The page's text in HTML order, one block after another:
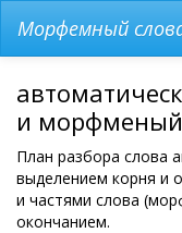
Морфемный
и морфменый
План разбора слова
выделением корня и
и частями слова
окончанием.